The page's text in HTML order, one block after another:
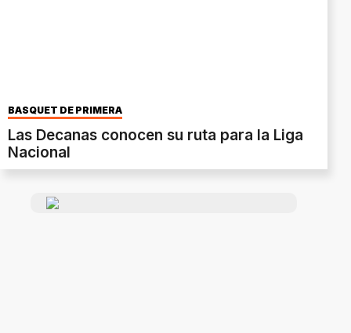
BASQUET DE PRIMERA
Las Decanas conocen su ruta para la Liga
Nacional